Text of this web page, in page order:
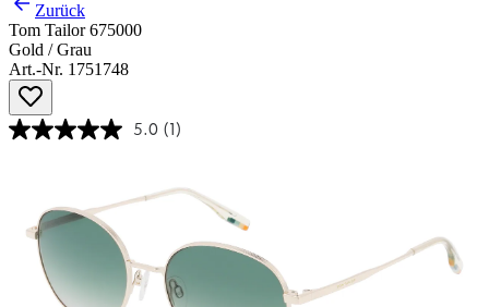
Zurück
Tom Tailor 675000
Gold / Grau
Art.-Nr. 1751748
5.0 (1)